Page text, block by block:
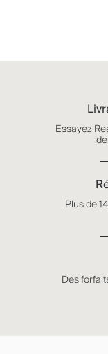
Essayez
Plus de
Des